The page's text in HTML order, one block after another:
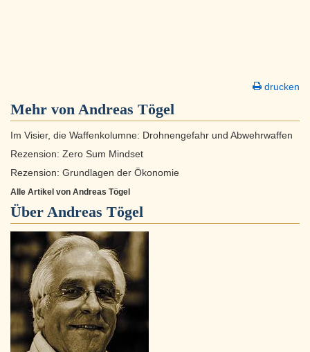
drucken
Mehr von Andreas Tögel
Im Visier, die Waffenkolumne: Drohnengefahr und Abwehrwaffen
Rezension: Zero Sum Mindset
Rezension: Grundlagen der Ökonomie
Alle Artikel von Andreas Tögel
Über Andreas Tögel